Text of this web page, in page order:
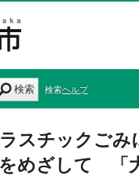
検索 検索ヘルプ
スチックごみ
めざして 「